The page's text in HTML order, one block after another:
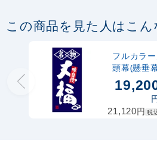
この商品を見た人はこ
フルカラ
頭幕(懸垂
名物大福 味
慢 素材:タ
リン
21,120円 税